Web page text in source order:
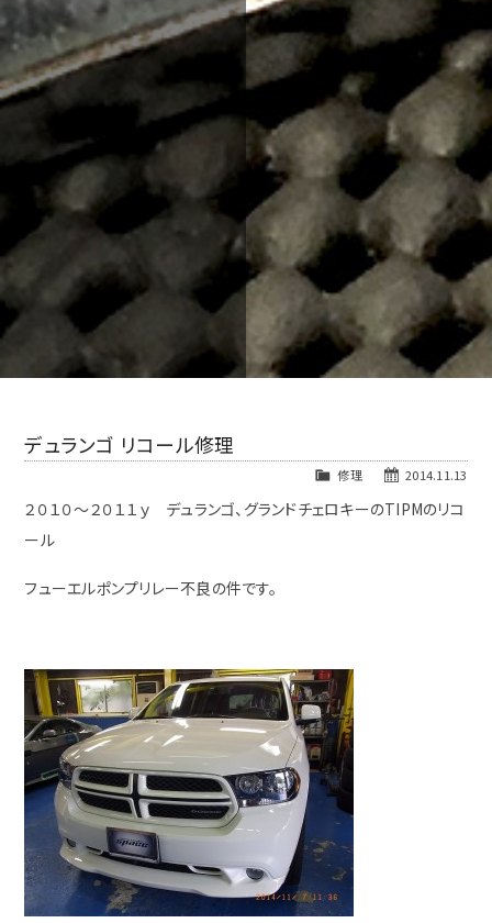
デュランゴ リコール修理
2014.11.13
修理
２０１０～２０１１ｙ デュランゴ、グランドチェロキーのTIPMのリコ
ール
フューエルポンプリレー不良の件です。